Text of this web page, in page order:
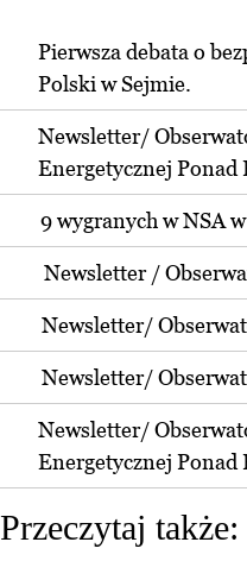
Pierwsza debata o
Polski w Sejmie.
Newsletter/
Energetycznej Ponad
9 wygranych w NSA
Newsletter /
Newsletter/
Newsletter/
Newsletter/
Energetycznej Ponad
Przeczytaj także: